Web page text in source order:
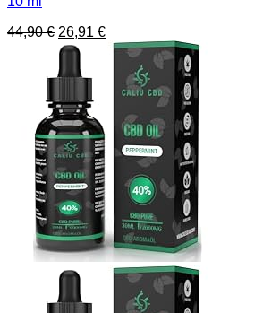
44,90€ Ursprünglicher
Preis
44,90 €
26,91 €Aktueller
Preis
26,91 €.